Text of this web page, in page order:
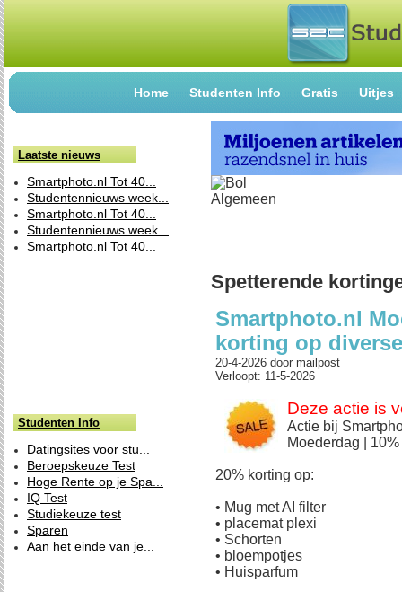
Home Studenten Info Gratis Uitjes
Laatste nieuws
Smartphoto.nl Tot 40...
Studentennieuws week...
Smartphoto.nl Tot 40...
Studentennieuws week...
Smartphoto.nl Tot 40...
Studenten Info
Datingsites voor stu...
Beroepskeuze Test
Hoge Rente op je Spa...
IQ Test
Studiekeuze test
Sparen
Aan het einde van je...
Spetterende
Smartphoto.nl
korting op
20-4-2026 door mailpost
Verloopt: 11-5-2026
Deze actie is
Actie bij
Moederdag |
20% korting op:
• Mug met AI filter
• placemat plexi
• Schorten
• bloempotjes
• Huisparfum